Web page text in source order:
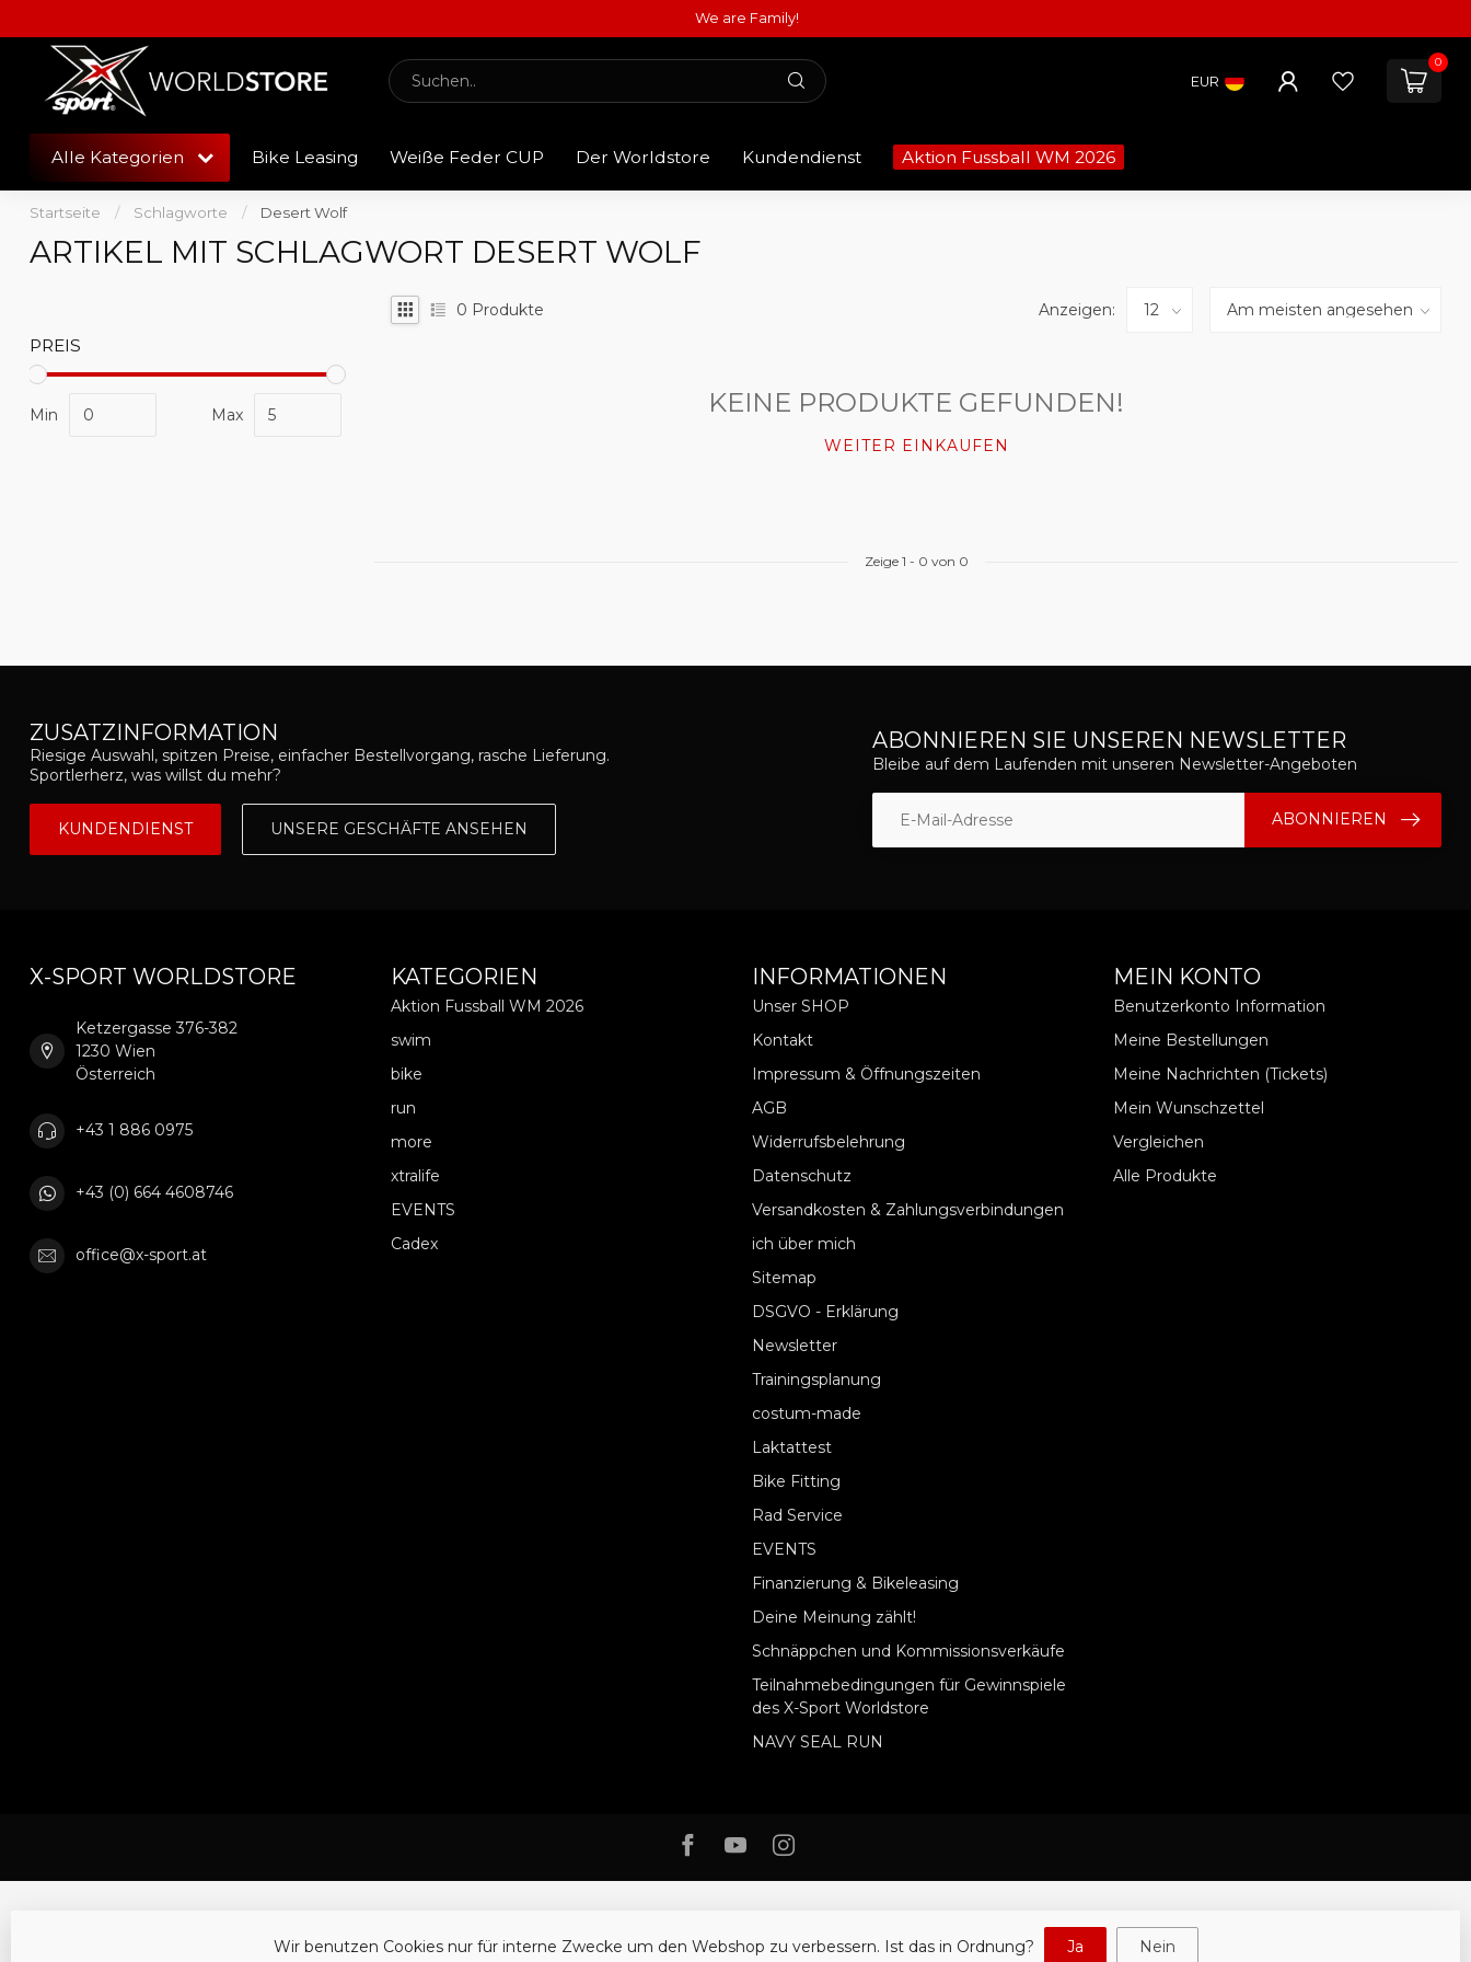
We are Family!
EUR
0
Alle Kategorien Bike Leasing Weiße Feder CUP Der Worldstore Kundendienst Aktion Fussball WM 2026
Startseite / Schlagworte / Desert Wolf
ARTIKEL MIT SCHLAGWORT DESERT WOLF
PREIS
Min Max
0 Produkte Anzeigen:
KEINE PRODUKTE GEFUNDEN!
WEITER EINKAUFEN
Zeige 1 - 0 von 0
ZUSATZINFORMATION
Riesige Auswahl, spitzen Preise, einfacher Bestellvorgang, rasche Lieferung.
Sportlerherz, was willst du mehr?
KUNDENDIENST UNSERE GESCHÄFTE ANSEHEN
ABONNIEREN SIE UNSEREN NEWSLETTER
Bleibe auf dem Laufenden mit unseren Newsletter-Angeboten
ABONNIEREN
X-SPORT WORLDSTORE
Ketzergasse 376-382
1230 Wien
Österreich
+43 1 886 0975
+43 (0) 664 4608746
office@x-sport.at
KATEGORIEN
Aktion Fussball WM 2026
swim
bike
run
more
xtralife
EVENTS
Cadex
INFORMATIONEN
Unser SHOP
Kontakt
Impressum & Öffnungszeiten
AGB
Widerrufsbelehrung
Datenschutz
Versandkosten & Zahlungsverbindungen
ich über mich
Sitemap
DSGVO - Erklärung
Newsletter
Trainingsplanung
costum-made
Laktattest
Bike Fitting
Rad Service
EVENTS
Finanzierung & Bikeleasing
Deine Meinung zählt!
Schnäppchen und Kommissionsverkäufe
Teilnahmebedingungen für Gewinnspiele
des X-Sport Worldstore
NAVY SEAL RUN
MEIN KONTO
Benutzerkonto Information
Meine Bestellungen
Meine Nachrichten (Tickets)
Mein Wunschzettel
Vergleichen
Alle Produkte
Wir benutzen Cookies nur für interne Zwecke um den Webshop zu verbessern. Ist das in Ordnung? Ja Nein